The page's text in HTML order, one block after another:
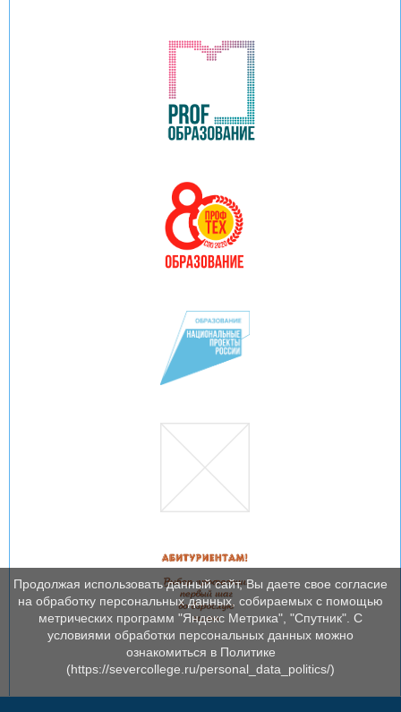
Продолжая использовать данный сайт, Вы даете свое согласие
на обработку персональных данных, собираемых с помощью
метрических программ "Яндекс Метрика", "Спутник". С
условиями обработки персональных данных можно
ознакомиться в Политике
(https://severcollege.ru/personal_data_politics/)